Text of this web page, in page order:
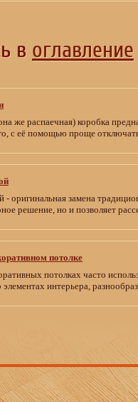
в оглавление
же распаечная) коробка
с её помощью проще
- оригинальная замена
решение, но и позволяет
потолке
потолках часто
элементах интерьера,